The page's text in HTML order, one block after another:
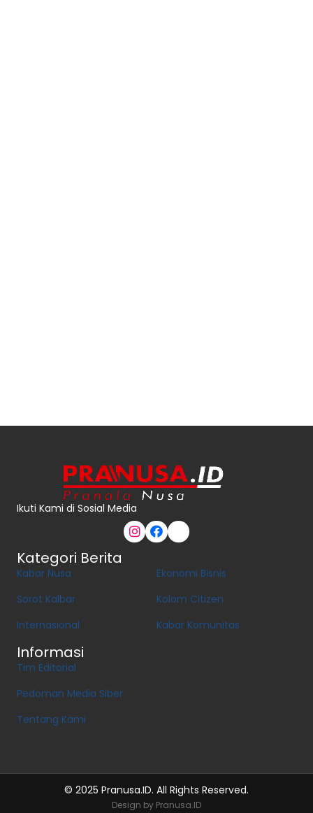
Ikuti Kami di Sosial Media
Kategori Berita
Kabar Nusa
Sorot Kalbar
Internasional
Ekonomi Bisnis
Kolom Citizen
Kabar Komunitas
Informasi
Tim Editorial
Pedoman Media Siber
Tentang Kami
© 2025 Pranusa.ID. All Rights Reserved.
Design by Pranusa.ID